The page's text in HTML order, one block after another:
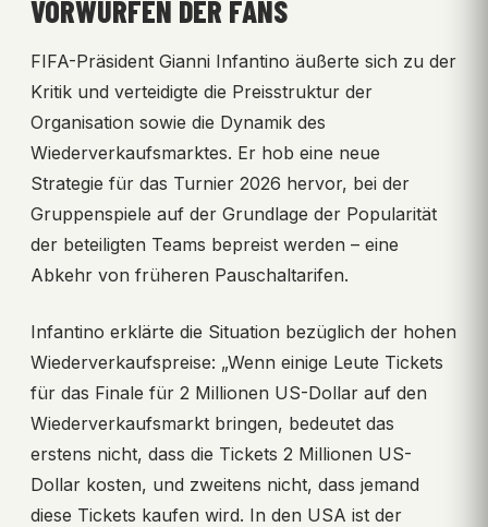
VORWÜRFEN DER FANS
FIFA-Präsident Gianni Infantino äußerte sich zu der
Kritik und verteidigte die Preisstruktur der
Organisation sowie die Dynamik des
Wiederverkaufsmarktes. Er hob eine neue
Strategie für das Turnier 2026 hervor, bei der
Gruppenspiele auf der Grundlage der Popularität
der beteiligten Teams bepreist werden – eine
Abkehr von früheren Pauschaltarifen.
Infantino erklärte die Situation bezüglich der hohen
Wiederverkaufspreise: „Wenn einige Leute Tickets
für das Finale für 2 Millionen US-Dollar auf den
Wiederverkaufsmarkt bringen, bedeutet das
erstens nicht, dass die Tickets 2 Millionen US-
Dollar kosten, und zweitens nicht, dass jemand
diese Tickets kaufen wird. In den USA ist der